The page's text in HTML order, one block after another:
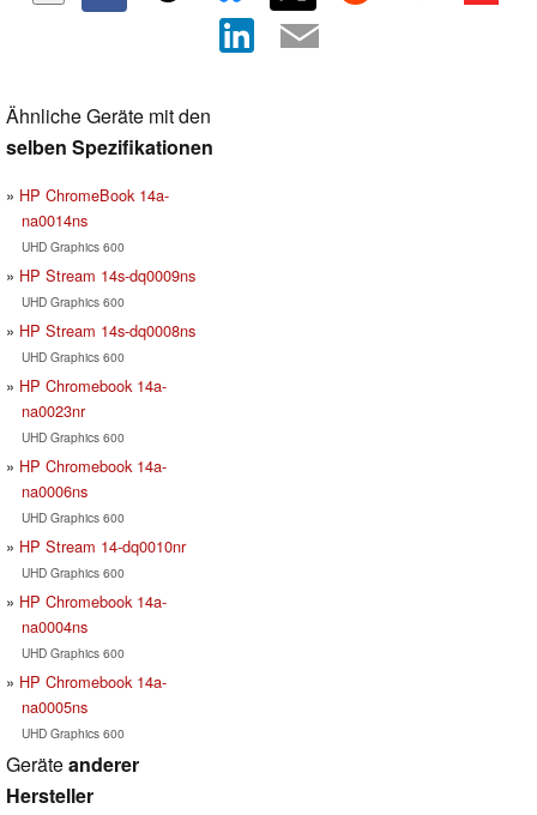
Ähnliche Geräte mit den
selben Spezifikationen
HP ChromeBook 14a-
na0014ns
UHD Graphics 600
HP Stream 14s-dq0009ns
UHD Graphics 600
HP Stream 14s-dq0008ns
UHD Graphics 600
HP Chromebook 14a-
na0023nr
UHD Graphics 600
HP Chromebook 14a-
na0006ns
UHD Graphics 600
HP Stream 14-dq0010nr
UHD Graphics 600
HP Chromebook 14a-
na0004ns
UHD Graphics 600
HP Chromebook 14a-
na0005ns
UHD Graphics 600
Geräteanderer
Hersteller